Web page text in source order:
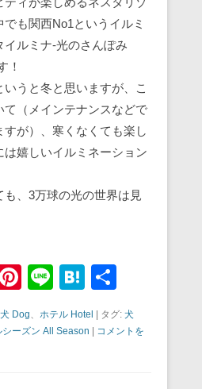
も関西No1というイルミ
イルミナ-光のさんぽみ
！
うと冬と思いますが、こ
て（メインテナンスなどで
が）、寒くなくても楽し
嬉しいイルミネーション
も、3万球の光の世界は見
E
Pi
er
Li
e
H
e
有
Dog、 ホテル Hotel タグ: 犬
シーズン All Season
コメントを